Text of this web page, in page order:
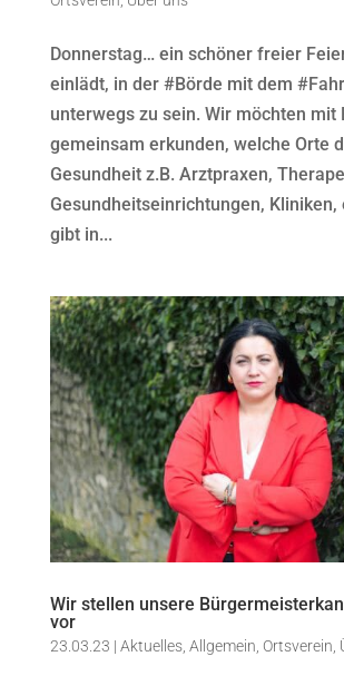
Donnerstag… ein schöner freier
einlädt, in der #Börde mit dem
unterwegs zu sein. Wir möchten mit
gemeinsam erkunden, welche Orte
Gesundheit z.B. Arztpraxen,
Gesundheitseinrichtungen, Kliniken,
gibt in...
Wir stellen unsere
vor
23.03.23 | Aktuelles, Allgemein Ortsverein